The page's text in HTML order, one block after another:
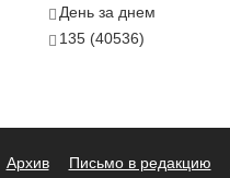
День за днем
135 (40536)
Архив Письмо в редакцию